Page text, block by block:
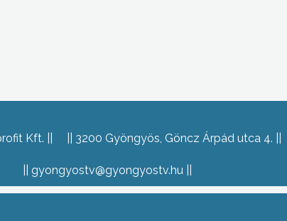
Kft. 3200 Gyöngyös, Göncz Árpád utca 4.
gyongyostv@gyongyostv.hu